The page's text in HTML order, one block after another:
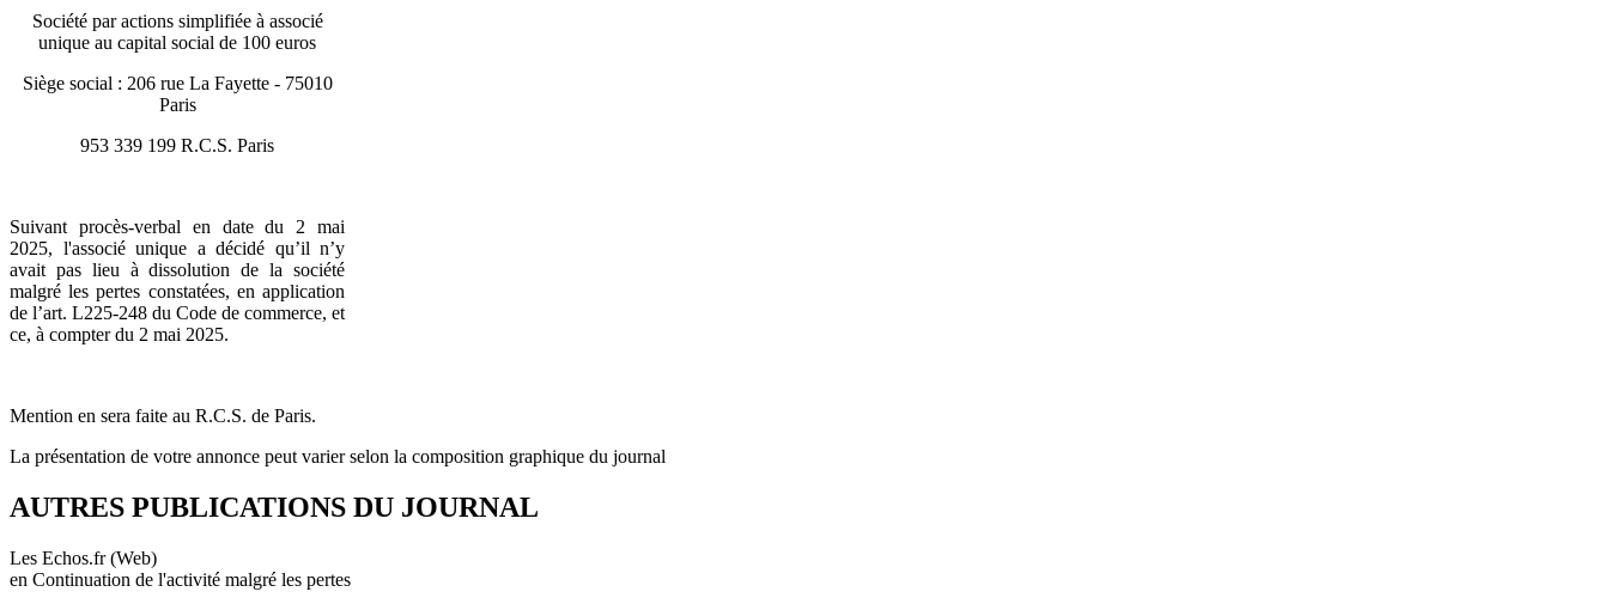
Société par actions simplifiée à associé
unique au capital social de 100 euros
Siège social : 206 rue La Fayette - 75010
Paris
953 339 199 R.C.S. Paris
Suivant procès-verbal en date du 2 mai
2025, l'associé unique a décidé qu’il n’y
avait pas lieu à dissolution de la société
malgré les pertes constatées, en application
de l’art. L225-248 du Code de commerce, et
ce, à compter du 2 mai 2025.
Mention en sera faite au R.C.S. de Paris.
La présentation de votre annonce peut varier selon la composition graphique du journal
AUTRES PUBLICATIONS DU JOURNAL
Les Echos.fr (Web)
en Continuation de l'activité malgré les pertes